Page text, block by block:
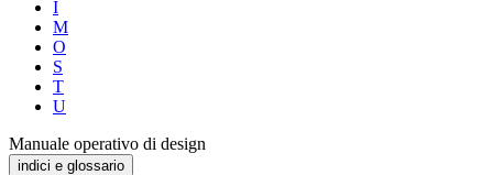
I
M
O
S
T
U
Manuale operativo di design
indici e glossario